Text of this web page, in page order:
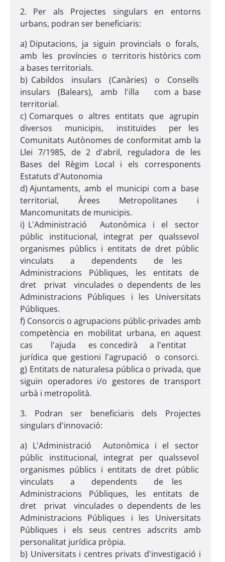
2. Per als Projectes singulars en entorns
urbans, podran ser beneficiaris:
a) Diputacions, ja siguin provincials o forals,
amb les províncies o territoris històrics com
a bases territorials.
b) Cabildos insulars (Canàries) o Consells
insulars (Balears), amb l'illa com a base
territorial.
c) Comarques o altres entitats que agrupin
diversos municipis, instituïdes per les
Comunitats Autònomes de conformitat amb la
Llei 7/1985, de 2 d'abril, reguladora de les
Bases del Règim Local i els corresponents
Estatuts d'Autonomia
d) Ajuntaments, amb el municipi com a base
territorial, Àrees Metropolitanes i
Mancomunitats de municipis.
i) L'Administració Autonòmica i el sector
públic institucional, integrat per qualssevol
organismes públics i entitats de dret públic
vinculats a dependents de les
Administracions Públiques, les entitats de
dret privat vinculades o dependents de les
Administracions Públiques i les Universitats
Públiques.
f) Consorcis o agrupacions públic-privades amb
competència en mobilitat urbana, en aquest
cas l'ajuda es concedirà a l'entitat
jurídica que gestioni l'agrupació o consorci.
g) Entitats de naturalesa pública o privada, que
siguin operadores i/o gestores de transport
urbà i metropolità.
3. Podran ser beneficiaris dels Projectes
singulars d'innovació:
a) L'Administració Autonòmica i el sector
públic institucional, integrat per qualssevol
organismes públics i entitats de dret públic
vinculats a dependents de les
Administracions Públiques, les entitats de
dret privat vinculades o dependents de les
Administracions Públiques i les Universitats
Públiques i els seus centres adscrits amb
personalitat jurídica pròpia.
b) Universitats i centres privats d'investigació i